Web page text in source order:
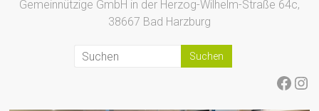
Gemeinnützige GmbH in der Herzog-Wilhelm-Straße 64c,
38667 Bad Harzburg